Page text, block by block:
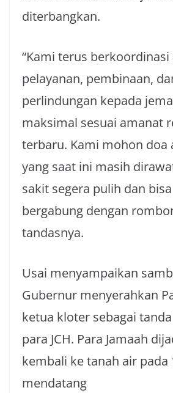
diterbangkan.
“Kami terus berkoordinasi
pelayanan, pembinaan,
perlindungan kepada
maksimal sesuai amanat
terbaru. Kami mohon doa
yang saat ini masih
sakit segera pulih dan
bergabung dengan
tandasnya.
Usai menyampaikan
Gubernur menyerahkan
ketua kloter sebagai
para JCH. Para Jamaah
kembali ke tanah air pada
mendatang